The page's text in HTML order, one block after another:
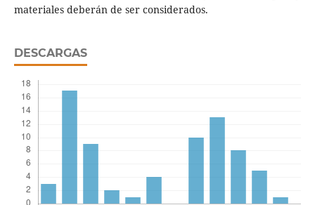
materiales deberán de ser considerados.
DESCARGAS